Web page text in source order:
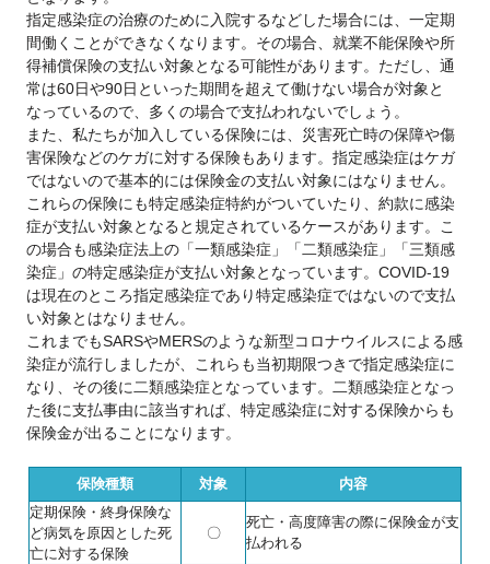
指定感染症の治療のために入院するなどした場合には、一定期
間働くことができなくなります。その場合、就業不能保険や所
得補償保険の支払い対象となる可能性があります。ただし、通
常は60日や90日といった期間を超えて働けない場合が対象と
なっているので、多くの場合で支払われないでしょう。
また、私たちが加入している保険には、災害死亡時の保障や傷
害保険などのケガに対する保険もあります。指定感染症はケガ
ではないので基本的には保険金の支払い対象にはなりません。
これらの保険にも特定感染症特約がついていたり、約款に感染
症が支払い対象となると規定されているケースがあります。こ
の場合も感染症法上の「一類感染症」「二類感染症」「三類感
染症」の特定感染症が支払い対象となっています。COVID-19
は現在のところ指定感染症であり特定感染症ではないので支払
い対象とはなりません。
これまでもSARSやMERSのような新型コロナウイルスによる感
染症が流行しましたが、これらも当初期限つきで指定感染症に
なり、その後に二類感染症となっています。二類感染症となっ
た後に支払事由に該当すれば、特定感染症に対する保険からも
保険金が出ることになります。
保険種類 対象
内容
定期保険・終身保険な
ど病気を原因とした死
亡に対する保険
〇
死亡・高度障害の際に保険金が支
払われる